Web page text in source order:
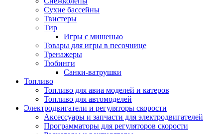
Сухие бассейны
Твистеры
Тир
Игры с мишенью
Товары для игры в песочнице
Тренажеры
Тюбинги
Санки-ватрушки
Топливо
Топливо для авиа моделей и катеров
Топливо для автомоделей
Электродвигатели и регуляторы скорости
Аксессуары и запчасти для электродвигателей
Программаторы для регуляторов скорости